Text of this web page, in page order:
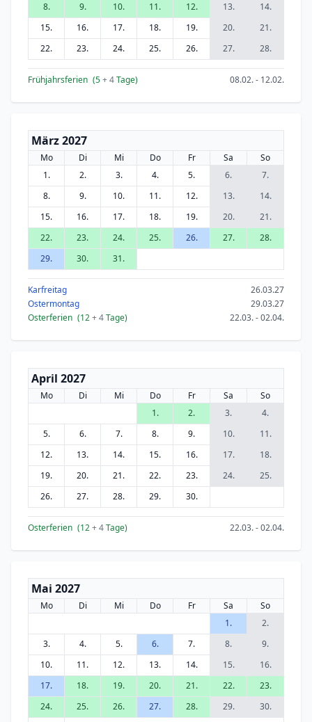
8.
9. 10. 11. 12. 13.
14.
15.
16. 17. 18. 19. 20.
21.
22.
23. 24. 25. 26. 27. 28.
Frühjahrsferien (5+ 4Tage) 08.02. - 12.02.
März 2027
Mo Di Mi Do Fr Sa
So
1.
2. 3. 4. 5. 6.
7.
8.
9. 10. 11. 12. 13.
14.
15.
16. 17. 18. 19. 20.
21.
22.
23. 24. 25. 26. 27.
28.
29.
30. 31.
Karfreitag
26.03.27
Ostermontag
29.03.27
Osterferien (12+ 4Tage) 22.03. - 02.04.
April 2027
Mo Di Mi Do Fr Sa
So
1.
2. 3.
4.
5.
6. 7. 8. 9. 10.
11.
12.
13. 14. 15. 16. 17.
18.
19.
20. 21. 22. 23. 24.
25.
26.
27. 28. 29. 30.
Osterferien (12+ 4Tage) 22.03. - 02.04.
Mai 2027
Mo Di Mi Do Fr Sa
So
1.
2.
3.
4. 5. 6. 7. 8.
9.
10.
11. 12. 13. 14. 15.
16.
17.
18. 19. 20. 21. 22.
23.
24.
25. 26. 27. 28. 29.
30.